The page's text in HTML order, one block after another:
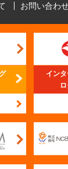
お問い合わ
イン